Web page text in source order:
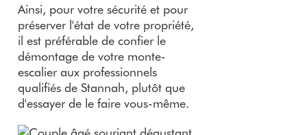
Ainsi, pour votre sécurité et pour
préserver l'état de votre propriété,
il est préférable de confier le
démontage de votre monte-
escalier aux professionnels
qualifiés de Stannah, plutôt que
d'essayer de le faire vous-même.